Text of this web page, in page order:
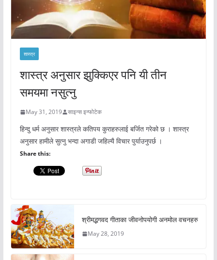
शास्त्र
शास्त्र अनुसार झुक्किएर पनि यी तीन
समयमा नसुत्नु
May 31, 2019 साइन्स इन्फोटेक
हिन्दु धर्म अनुसार शास्त्रले कतिपय कुराहरुलाई बर्जित गरेको छ । शास्त्र
अनुसार हामीले सुत्नु भन्दा अगाडी जहिल्यै विचार पुर्याउनुपर्छ ।
Share this:
श्रीमद्भगवद गीताका जीवनोपयोगी अनमोल वचनहरु
May 28, 2019